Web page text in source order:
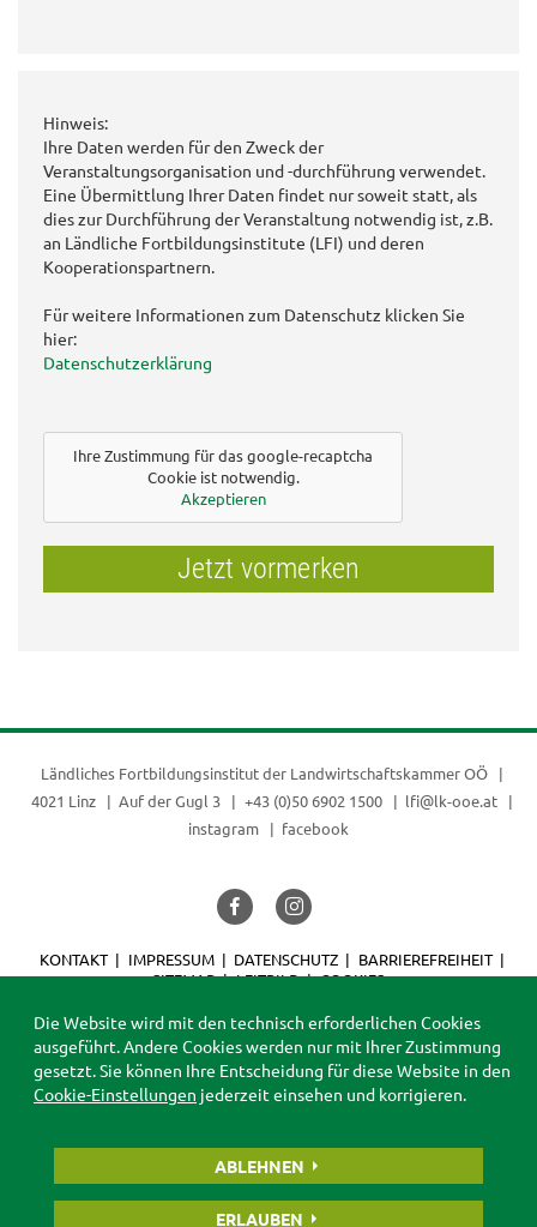
Hinweis:
Ihre Daten werden für den Zweck der
Veranstaltungsorganisation und -durchführung verwendet.
Eine Übermittlung Ihrer Daten findet nur soweit statt, als
dies zur Durchführung der Veranstaltung notwendig ist, z.B.
an Ländliche Fortbildungsinstitute (LFI) und deren
Kooperationspartnern.
Für weitere Informationen zum Datenschutz klicken Sie
hier:
Datenschutzerklärung
Ihre Zustimmung für das google-recaptcha
Cookie ist notwendig.
Akzeptieren
Jetzt vormerken
Ländliches Fortbildungsinstitut der Landwirtschaftskammer OÖ
4021 Linz
Auf der Gugl 3 +43 (0)50 6902 1500
lfi@lk-ooe.at
instagram
facebook
KONTAKT IMPRESSUM DATENSCHUTZ
BARRIEREFREIHEIT
SITEMAP
LEITBILD COOKIES
Die Website wird mit den technisch erforderlichen Cookies
ausgeführt. Andere Cookies werden nur mit Ihrer Zustimmung
gesetzt. Sie können Ihre Entscheidung für diese Website in den
Cookie-Einstellungen jederzeit einsehen und korrigieren.
ABLEHNEN
ERLAUBEN